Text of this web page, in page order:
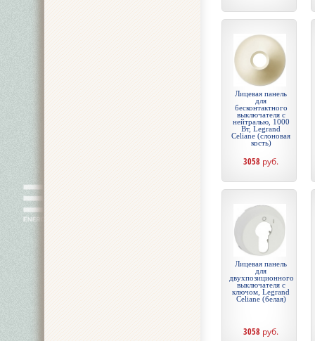
Лицевая панель
для
бесконтактного
выключателя с
нейтралью, 1000
Вт, Legrand
Celiane (слоновая
кость)
3058 руб.
Лицевая панель
для
двухпозиционного
выключателя с
ключом, Legrand
Celiane (белая)
3058 руб.